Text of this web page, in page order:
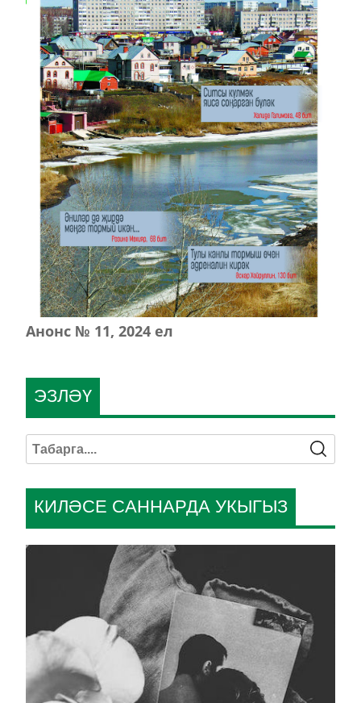
Анонс № 11, 2024 ел
КИЛӘСЕ САННАРДА УКЫГЫЗ
ЭЗЛӘҮ